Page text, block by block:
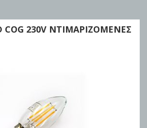
230V ΝΤΙΜΑΡΙΖΟΜΕΝΕΣ